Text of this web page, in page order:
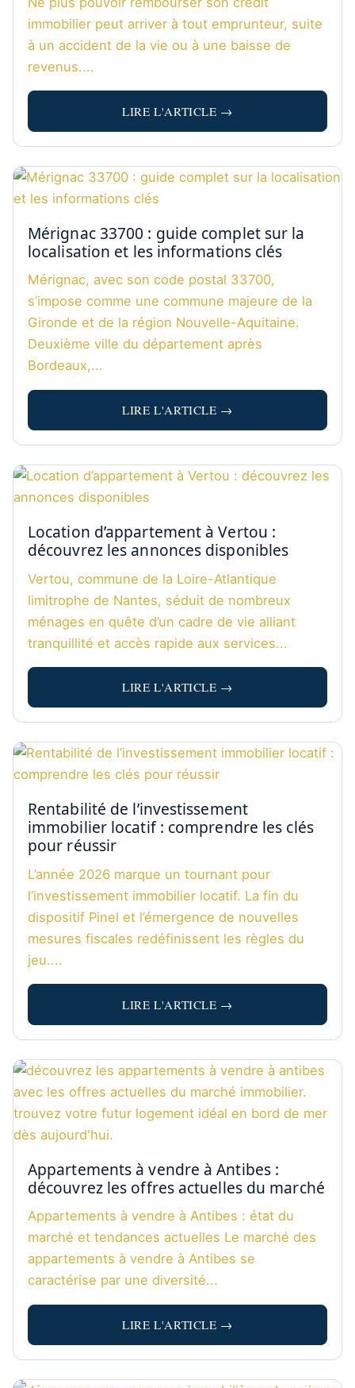
immobilier peut arriver à tout emprunteur, suite
à un accident de la vie ou à une baisse de
revenus....
LIRE L'ARTICLE →
Mérignac 33700 : guide complet sur la
localisation et les informations clés
Mérignac, avec son code postal 33700,
s’impose comme une commune majeure de la
Gironde et de la région Nouvelle-Aquitaine.
Deuxième ville du département après
Bordeaux,...
LIRE L'ARTICLE →
Location d’appartement à Vertou :
découvrez les annonces disponibles
Vertou, commune de la Loire-Atlantique
limitrophe de Nantes, séduit de nombreux
ménages en quête d’un cadre de vie alliant
tranquillité et accès rapide aux services...
LIRE L'ARTICLE →
Rentabilité de l’investissement
immobilier locatif : comprendre les clés
pour réussir
L’année 2026 marque un tournant pour
l’investissement immobilier locatif. La fin du
dispositif Pinel et l’émergence de nouvelles
mesures fiscales redéfinissent les règles du
jeu....
LIRE L'ARTICLE →
Appartements à vendre à Antibes :
découvrez les offres actuelles du marché
Appartements à vendre à Antibes : état du
marché et tendances actuelles Le marché des
appartements à vendre à Antibes se
caractérise par une diversité...
LIRE L'ARTICLE →